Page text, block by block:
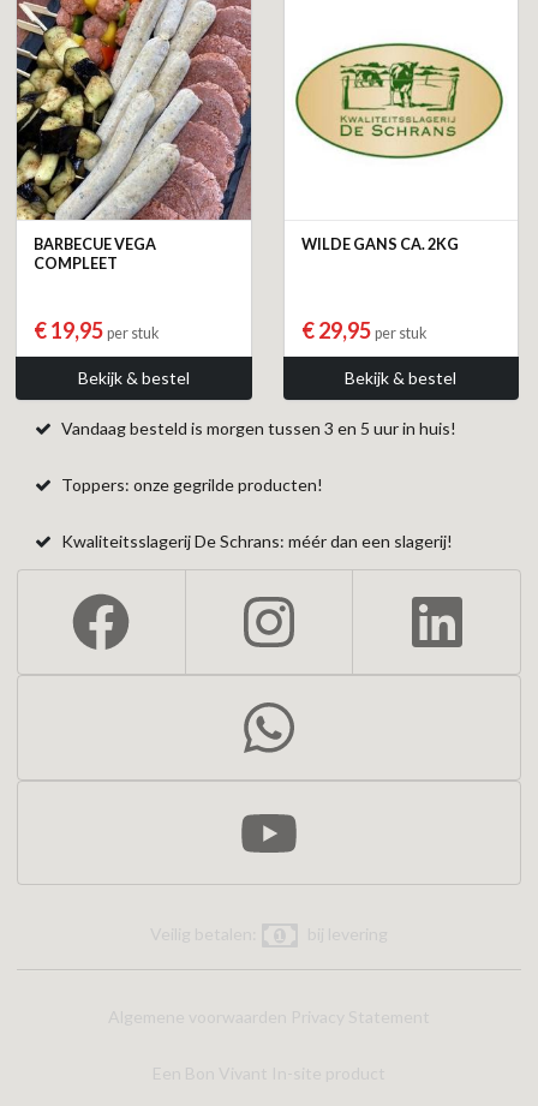
BARBECUE VEGA
COMPLEET
€ 19,95 per stuk
Bekijk & bestel
WILDE GANS CA. 2KG
€ 29,95 per stuk
Bekijk & bestel
Vandaag besteld is morgen tussen 3 en 5 uur in huis!
Toppers: onze gegrilde producten!
Kwaliteitsslagerij De Schrans: méér dan een slagerij!